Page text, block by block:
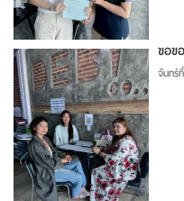
ขอข
จันทร์